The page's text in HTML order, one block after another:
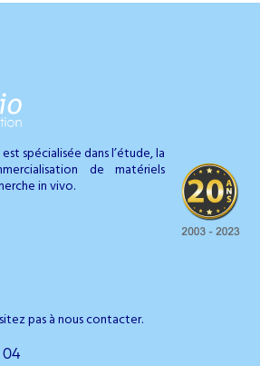
spécialisée dans l’étude, la
de matériels
in vivo.
pas à nous contacter.
04